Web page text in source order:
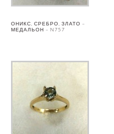
ОНИКС, СРЕБРО, ЗЛАТО –
МЕДАЛЬОН – N757